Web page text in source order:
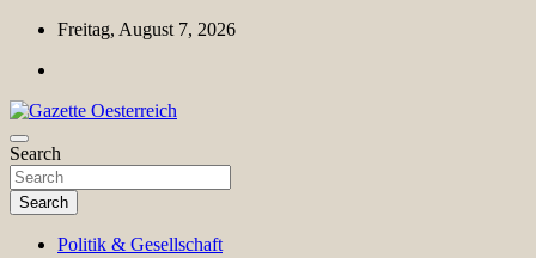
Skip
content
Freitag, August 7, 2026
Gazette Oesterreich
Magazin für Freizeit, Politik, Kultur & Wissenschaft
Search
Search
Politik & Gesellschaft